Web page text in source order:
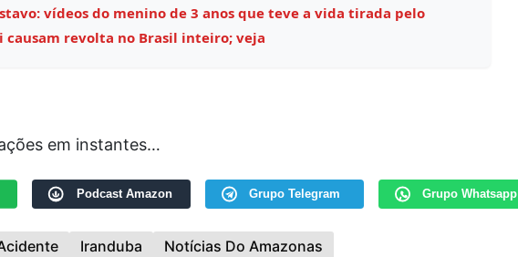
vídeos do menino de 3 anos que teve a vida tirada pelo
causam revolta no Brasil inteiro; veja
em instantes…
Podcast Amazon Grupo Telegram Grupo Whatsapp
Iranduba
Notícias Do Amazonas